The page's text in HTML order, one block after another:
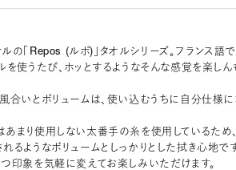
の「Repos (ルポ)」タオルシリーズ。フランス語
を使うたび、ホッとするようなそんな感覚を楽し
合いとボリュームは、使い込むうちに自分仕様に
あまり使用しない太番手の糸を使用しているた
るようなボリュームとしっかりとした拭き心地で
印象を気軽に変えてお楽しみいただけます。